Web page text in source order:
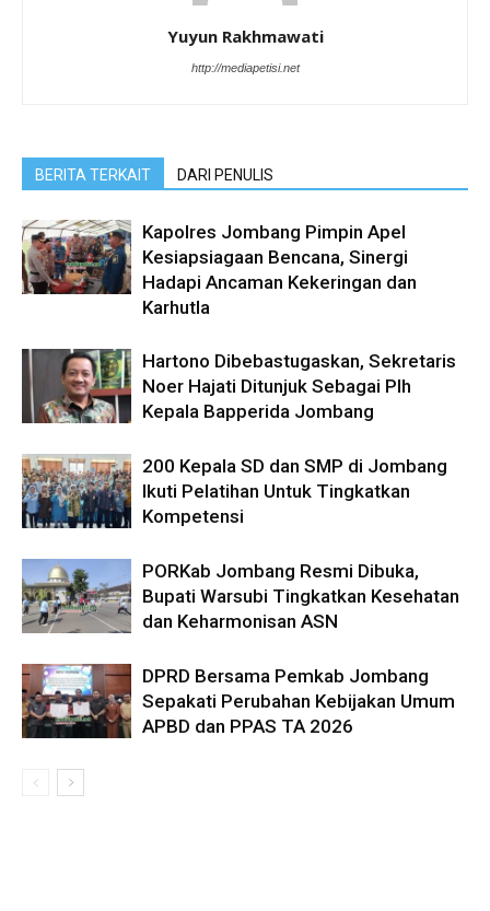
Yuyun Rakhmawati
http://mediapetisi.net
BERITA TERKAIT DARI PENULIS
Kapolres Jombang Pimpin Apel
Kesiapsiagaan Bencana, Sinergi
Hadapi Ancaman Kekeringan dan
Karhutla
Hartono Dibebastugaskan, Sekretaris
Noer Hajati Ditunjuk Sebagai Plh
Kepala Bapperida Jombang
200 Kepala SD dan SMP di Jombang
Ikuti Pelatihan Untuk Tingkatkan
Kompetensi
PORKab Jombang Resmi Dibuka,
Bupati Warsubi Tingkatkan Kesehatan
dan Keharmonisan ASN
DPRD Bersama Pemkab Jombang
Sepakati Perubahan Kebijakan Umum
APBD dan PPAS TA 2026